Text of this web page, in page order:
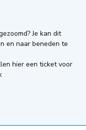
Je kan dit
en naar beneden te
hier een ticket voor